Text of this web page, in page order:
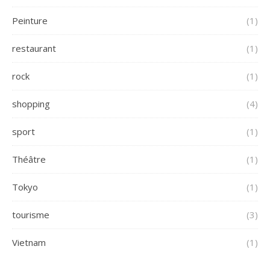
Peinture (1)
restaurant (1)
rock (1)
shopping (4)
sport (1)
Théâtre (1)
Tokyo (1)
tourisme (3)
Vietnam (1)